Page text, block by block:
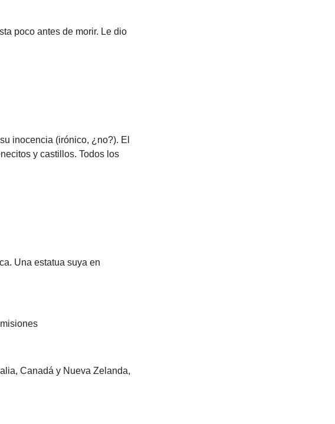
poco antes de morir. Le dio
inocencia (irónico, ¿no?). El
y castillos. Todos los
Una estatua suya en
Canadá y Nueva Zelanda,